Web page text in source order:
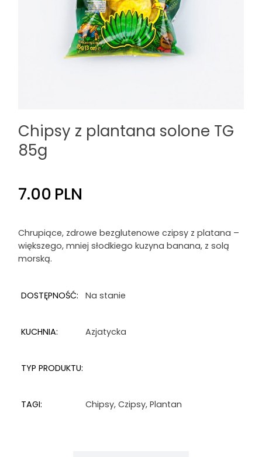
Chipsy z plantana solone TG
85g
7.00 PLN
Chrupiące, zdrowe bezglutenowe czipsy z platana –
większego, mniej słodkiego kuzyna banana, z solą
morską.
DOSTĘPNOŚĆ: Na stanie
KUCHNIA: Azjatycka
TYP PRODUKTU:
TAGI: Chipsy,Czipsy,Plantan